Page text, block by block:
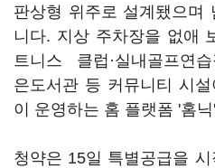
판상형 위주로 설계됐으며
니다. 지상 주차장을 없애
트니스 클럽·실내골프연습
은도서관 등 커뮤니티 시
이 운영하는 홈 플랫폼 '홈
청약은 15일 특별공급을